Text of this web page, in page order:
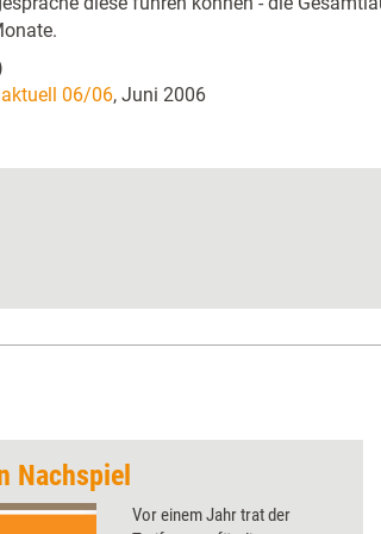
06/06, Juni 2006
Nachspiel
Vor einem Jahr trat der